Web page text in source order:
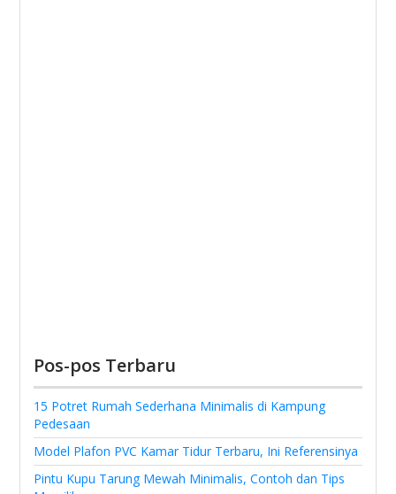
Pos-pos Terbaru
15 Potret Rumah Sederhana Minimalis di Kampung
Pedesaan
Model Plafon PVC Kamar Tidur Terbaru, Ini Referensinya
Pintu Kupu Tarung Mewah Minimalis, Contoh dan Tips